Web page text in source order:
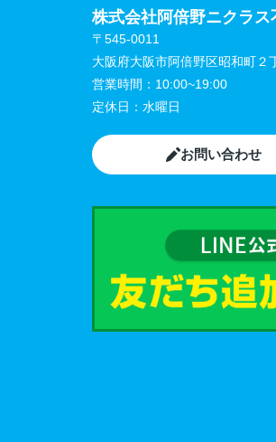
株式会社阿倍野ニクラス
〒545-0011
大阪府大阪市阿倍野区昭和町２
営業時間： 10:00~19:00
定休日： 水曜日
お問い合わせ